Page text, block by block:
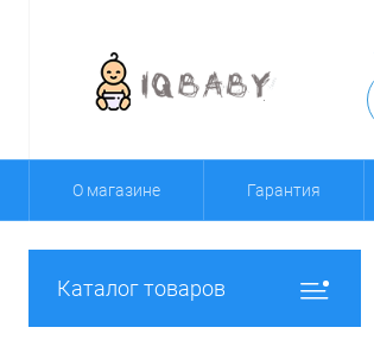
О магазине Гарантия
Каталог товаров